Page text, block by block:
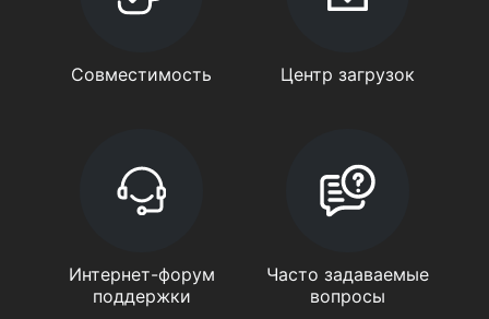
Совместимость Центр загрузок
Интернет-форум
поддержки
Часто задаваемые
вопросы